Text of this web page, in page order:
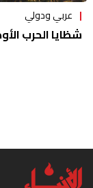
عربي ودولي
شظايا الحرب